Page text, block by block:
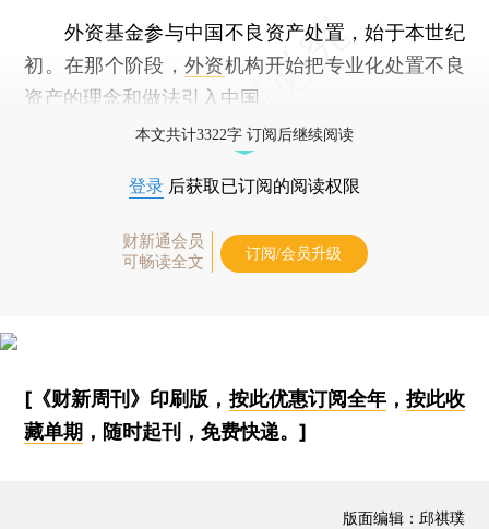
外资基金参与中国不良资产处置，始于本世纪
初。在那个阶段，外资机构开始把专业化处置不良
资产的理念和做法引入中国。
本文共计3322字 订阅后继续阅读
登录 后获取已订阅的阅读权限
财新通会员
可畅读全文
订阅/会员升级
[《财新周刊》印刷版， 按此优惠订阅全年， 按此收
藏单期 ，随时起刊，免费快递。]
版面编辑：邱祺璞